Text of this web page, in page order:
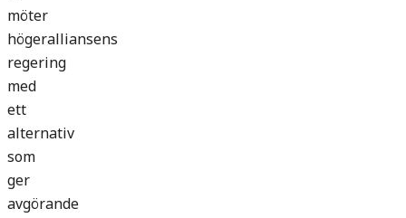
möter
högeralliansens
regering
med
ett
alternativ
som
ger
avgörande